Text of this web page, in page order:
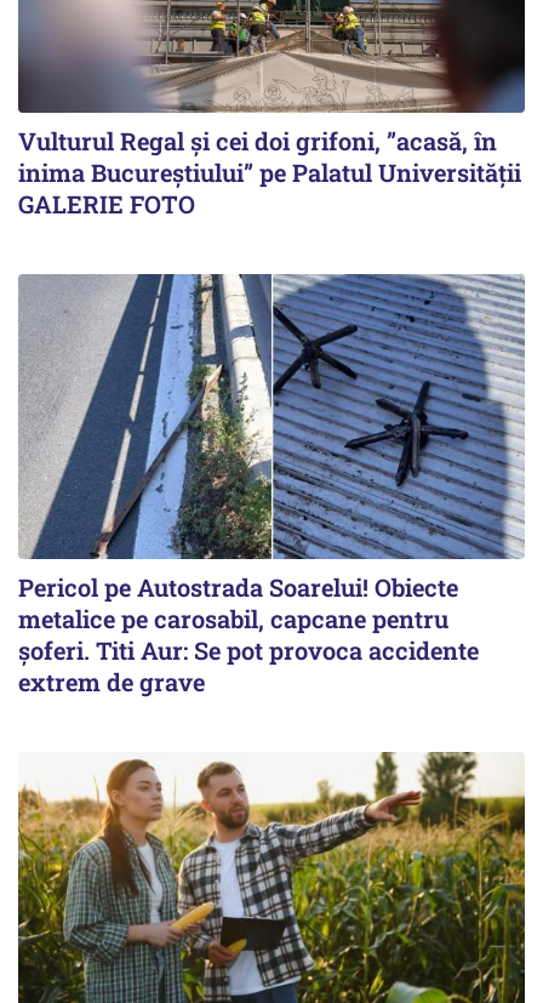
Vulturul Regal și cei doi grifoni, ”acasă, în
inima Bucureștiului” pe Palatul Universității
GALERIE FOTO
Pericol pe Autostrada Soarelui! Obiecte
metalice pe carosabil, capcane pentru
șoferi. Titi Aur: Se pot provoca accidente
extrem de grave